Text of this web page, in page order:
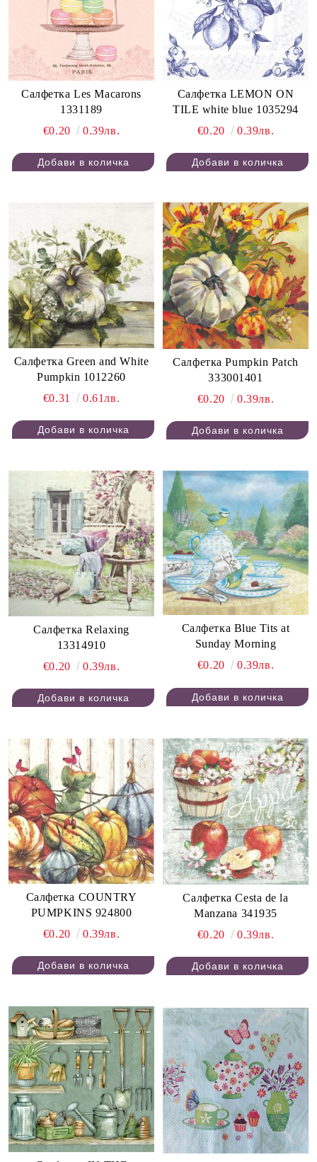
Салфетка Les Macarons
1331189
€0.20
0.39лв.
Салфетка LEMON ON
TILE white blue 1035294
€0.20
0.39лв.
Салфетка Green and White
Pumpkin 1012260
€0.31
0.61лв.
Салфетка Pumpkin Patch
333001401
€0.20
0.39лв.
Салфетка Relaxing
13314910
€0.20
0.39лв.
Салфетка Blue Tits at
Sunday Morning
€0.20
0.39лв.
Салфетка COUNTRY
PUMPKINS 924800
€0.20
0.39лв.
Салфетка Cesta de la
Manzana 341935
€0.20
0.39лв.